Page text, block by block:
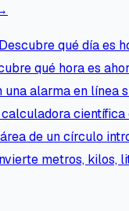
Descubre qué día es
qué hora es
una alarma en línea
calculadora
de un círculo
metros, kilos,